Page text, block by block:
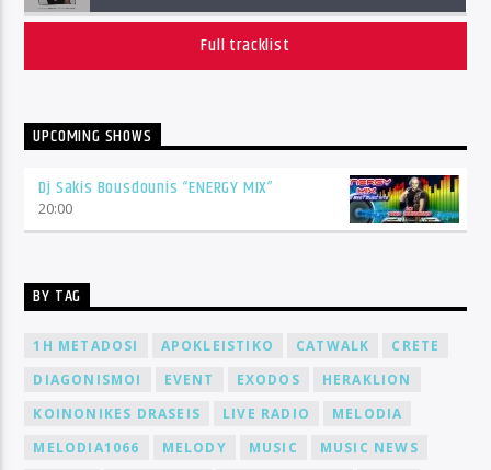
Full tracklist
UPCOMING SHOWS
Dj Sakis Bousdounis “ENERGY MIX”
20:00
BY TAG
1H METADOSI APOKLEISTIKO CATWALK
CRETE
DIAGONISMOI
EVENT EXODOS
HERAKLION
KOINONIKES DRASEIS
LIVE RADIO
MELODIA
MELODIA1066
MELODY MUSIC
MUSIC NEWS